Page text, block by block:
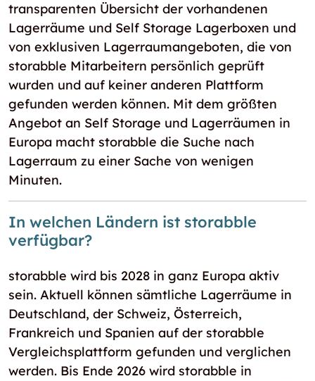
transparenten Übersicht der vorhandenen
Lagerräume und Self Storage Lagerboxen und
von exklusiven Lagerraumangeboten, die von
storabble Mitarbeitern persönlich geprüft
wurden und auf keiner anderen Plattform
gefunden werden können. Mit dem größten
Angebot an Self Storage und Lagerräumen in
Europa macht storabble die Suche nach
Lagerraum zu einer Sache von wenigen
Minuten.
In welchen Ländern ist storabble
verfügbar?
storabble wird bis 2028 in ganz Europa aktiv
sein. Aktuell können sämtliche Lagerräume in
Deutschland, der Schweiz, Österreich,
Frankreich und Spanien auf der storabble
Vergleichsplattform gefunden und verglichen
werden. Bis Ende 2026 wird storabble in